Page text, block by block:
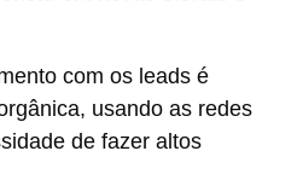
com os leads é
usando as redes
de fazer altos